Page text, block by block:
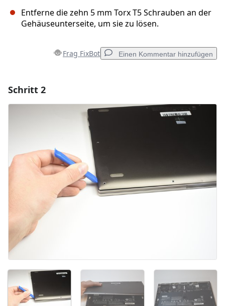
Entferne die zehn 5 mm Torx T5 Schrauben an der
Gehäuseunterseite, um sie zu lösen.
Frag FixBot Einen Kommentar hinzufügen
Kommentar hinzufügen
Schritt 2